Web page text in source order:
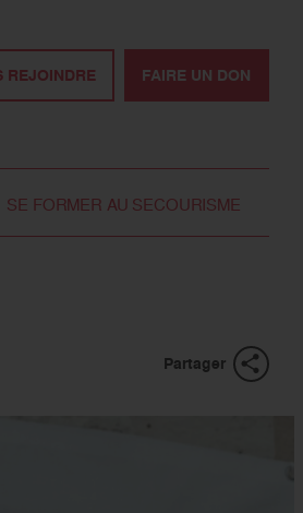
REJOINDRE FAIRE UN DON
SE FORMER AU SECOURISME
Partager